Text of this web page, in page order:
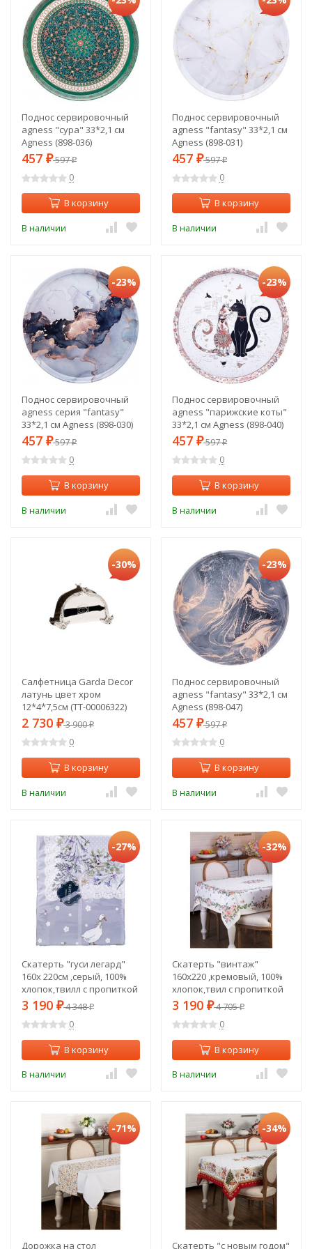
Поднос сервировочный
agness "сура" 33*2,1 см
Agness (898-036)
457 ₽597₽
0
В корзину
В наличии
Поднос сервировочный
agness "fantasy" 33*2,1 см
Agness (898-031)
457 ₽597₽
0
В корзину
В наличии
-23%
Поднос сервировочный
agness серия "fantasy"
33*2,1 см Agness (898-030)
457 ₽597₽
0
В корзину
В наличии
-23%
Поднос сервировочный
agness "парижские коты"
33*2,1 см Agness (898-040)
457 ₽597₽
0
В корзину
В наличии
-30%
Салфетница Garda Decor
латунь цвет хром
12*4*7,5см (TT-00006322)
2 730 ₽3 900₽
0
В корзину
В наличии
-23%
Поднос сервировочный
agness "fantasy" 33*2,1 см
Agness (898-047)
457 ₽597₽
0
В корзину
В наличии
-27%
Скатерть "гуси легард"
160х 220см ,серый, 100%
хлопок,твилл с пропиткой
Lefard (850-710-23)
3 190 ₽4 348₽
0
В корзину
В наличии
-32%
Скатерть "винтаж"
160х220 ,кремовый, 100%
хлопок,твил с пропиткой
Lefard (850-714-25)
3 190 ₽4 705₽
0
В корзину
В наличии
-71%
Дорожка на стол
-34%
Скатерть "с новым годом"